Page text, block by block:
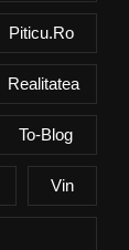
Piticu.ro
Realitatea
To-Blog
Vin